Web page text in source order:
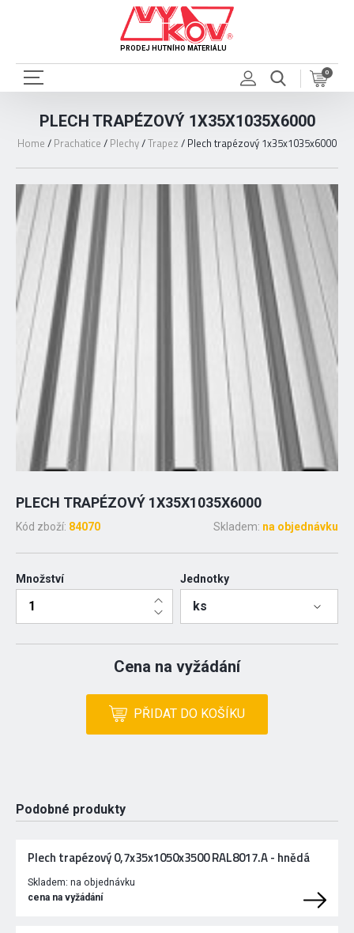
PRODEJ HUTNÍHO MATERIÁLU
0
PLECH TRAPÉZOVÝ 1X35X1035X6000
Home / Prachatice / Plechy/Trapez / Plech trapézový 1x35x1035x6000
PLECH TRAPÉZOVÝ 1X35X1035X6000
Kód zboží: 84070 Skladem: na objednávku
Množství Jednotky
ks
Cena na vyžádání
PŘIDAT DO KOŠÍKU
Podobné produkty
Plech trapézový 0,7x35x1050x3500 RAL8017.A - hnědá
Skladem: na objednávku
cena na vyžádání